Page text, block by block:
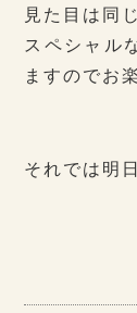
見た目は同
スペシャル
ますのでお
それでは明